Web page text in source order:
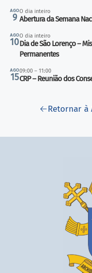
AGO
9
O dia inteiro
Abertura da Semana
AGO
10
O dia inteiro
Dia de São Lorenço –
Permanentes
AGO
15
09:00 – 11:00
CRP – Reunião dos
Retornar à